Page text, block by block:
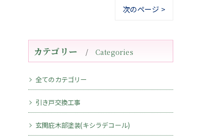
次のページ >
カテゴリー Categories
全てのカテゴリー
引き戸交換工事
玄関庇木部塗装(キシラデコール)